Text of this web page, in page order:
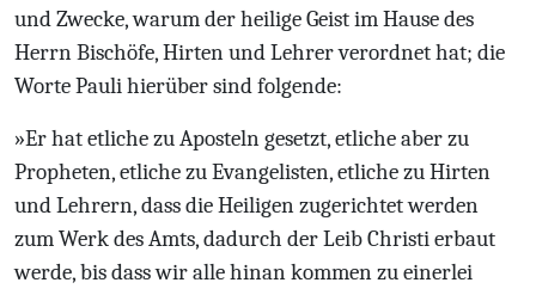
und Zwecke, warum der heilige Geist im Hause des
Herrn Bischöfe, Hirten und Lehrer verordnet hat; die
Worte Pauli hierüber sind folgende:
»Er hat etliche zu Aposteln gesetzt, etliche aber zu
Propheten, etliche zu Evangelisten, etliche zu Hirten
und Lehrern, dass die Heiligen zugerichtet werden
zum Werk des Amts, dadurch der Leib Christi erbaut
werde, bis dass wir alle hinan kommen zu einerlei